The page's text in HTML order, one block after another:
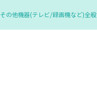
その他機器(テレビ/録画機など)全般